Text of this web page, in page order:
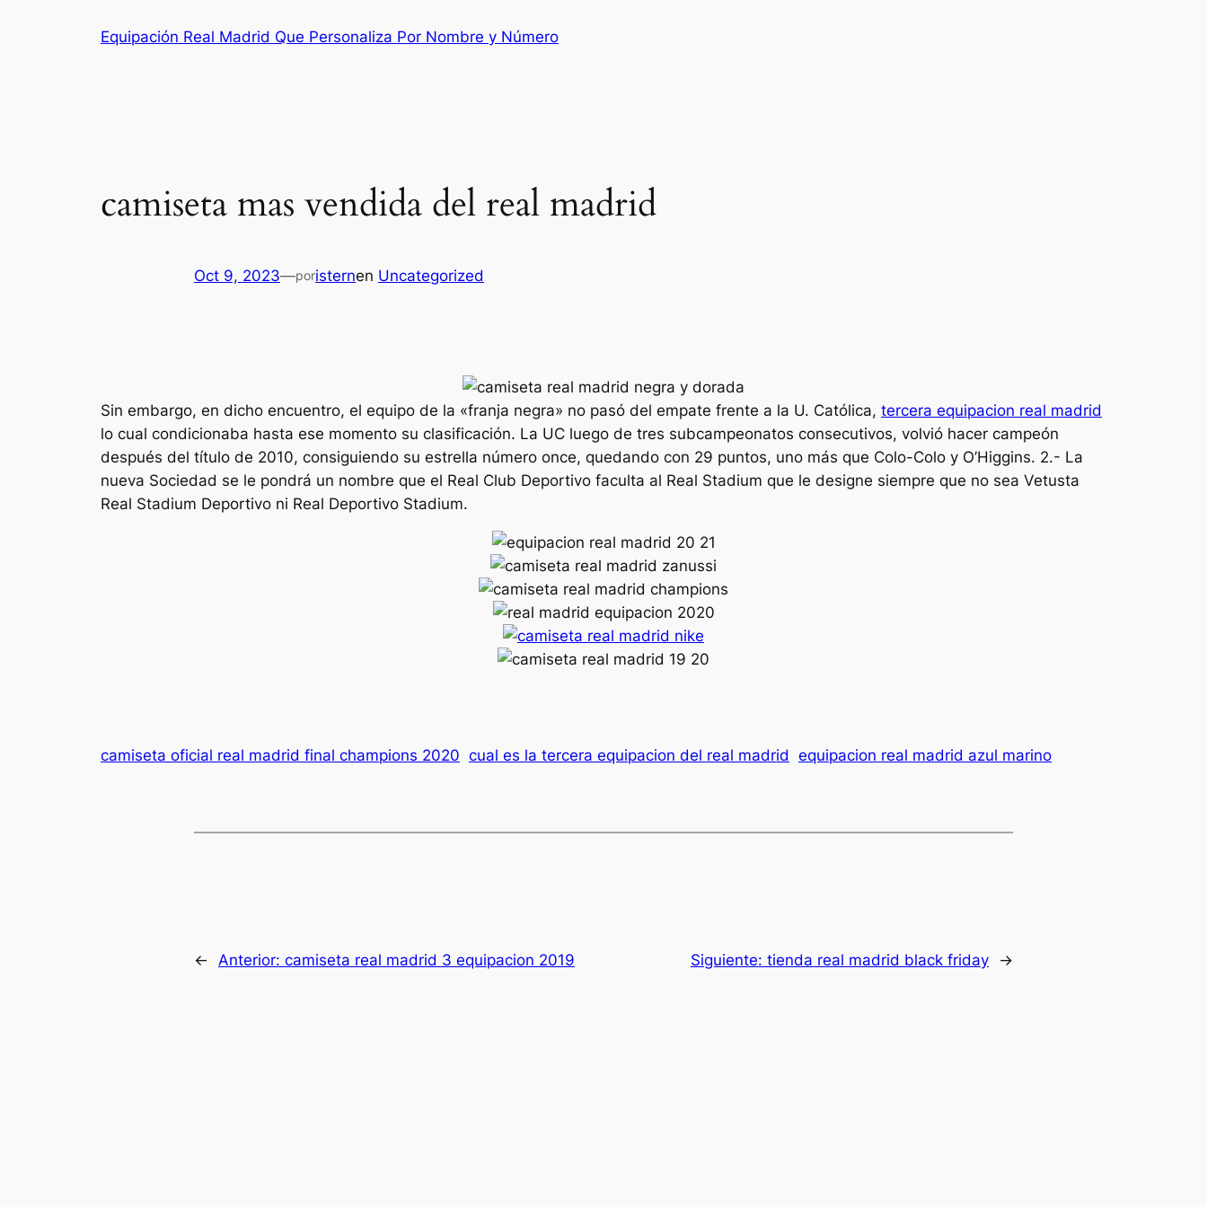
Equipación Real Madrid Que Personaliza Por Nombre y Número
camiseta mas vendida del real madrid
Oct 9, 2023—poristernen Uncategorized
Sin embargo, en dicho encuentro, el equipo de la «franja negra» no pasó del empate frente a la U. Católica, tercera equipacion real madrid
lo cual condicionaba hasta ese momento su clasificación. La UC luego de tres subcampeonatos consecutivos, volvió hacer campeón
después del título de 2010, consiguiendo su estrella número once, quedando con 29 puntos, uno más que Colo-Colo y O’Higgins. 2.- La
nueva Sociedad se le pondrá un nombre que el Real Club Deportivo faculta al Real Stadium que le designe siempre que no sea Vetusta
Real Stadium Deportivo ni Real Deportivo Stadium.
camiseta oficial real madrid final champions 2020 cual es la tercera equipacion del real madrid equipacion real madrid azul marino
← Anterior: camiseta real madrid 3 equipacion 2019 Siguiente: tienda real madrid black friday →